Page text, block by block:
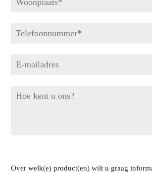
Over welk(e) product(en) wilt u graag